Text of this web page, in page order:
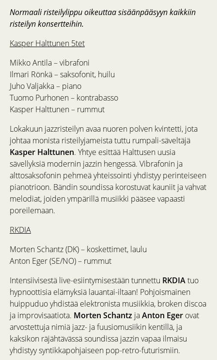
Normaali risteilylippu oikeuttaa sisäänpääsyyn kaikkiin
risteilyn konsertteihin.
Kasper Halttunen 5tet
Mikko Antila – vibrafoni
Ilmari Rönkä – saksofonit, huilu
Juho Valjakka – piano
Tuomo Purhonen – kontrabasso
Kasper Halttunen – rummut
Lokakuun jazzristeilyn avaa nuoren polven kvintetti, jota
johtaa monista risteilyjameista tuttu rumpali-säveltäjä
Kasper Halttunen. Yhtye esittää Halttusen uusia
sävellyksiä modernin jazzin hengessä. Vibrafonin ja
alttosaksofonin pehmeä yhteissointi yhdistyy perinteiseen
pianotrioon. Bändin soundissa korostuvat kauniit ja vahvat
melodiat, joiden ympärillä musiikki pääsee vapaasti
poreilemaan.
RKDIA
Morten Schantz (DK) – koskettimet, laulu
Anton Eger (SE/NO) – rummut
Intensiivisestä live-esiintymisestään tunnettu RKDIAtuo
hypnoottisia elämyksiä lauantai-iltaan! Pohjoismainen
huippuduo yhdistää elektronista musiikkia, broken discoa
ja improvisaatiota. Morten Schantz jaAnton Eger ovat
arvostettuja nimiä jazz- ja fuusiomusiikin kentillä, ja
kaksikon räjähtävässä soundissa jazzin vapaa ilmaisu
yhdistyy syntikkapohjaiseen pop-retro-futurismiin.